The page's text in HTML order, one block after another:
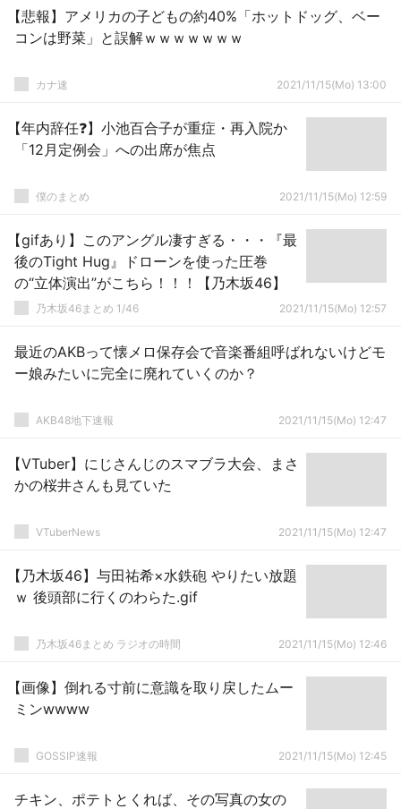
【悲報】アメリカの子どもの約40%「ホットドッグ、ベー
コンは野菜」と誤解ｗｗｗｗｗｗｗ
カナ速 2021/11/15(Mo) 13:00
【年内辞任❓】小池百合子が重症・再入院か
「12月定例会」への出席が焦点
僕のまとめ 2021/11/15(Mo) 12:59
【gifあり】このアングル凄すぎる・・・『最
後のTight Hug』ドローンを使った圧巻
の“立体演出”がこちら！！！【乃木坂46】
乃木坂46まとめ 1/46 2021/11/15(Mo) 12:57
最近のAKBって懐メロ保存会で音楽番組呼ばれないけどモ
ー娘みたいに完全に廃れていくのか？
AKB48地下速報 2021/11/15(Mo) 12:47
【VTuber】にじさんじのスマブラ大会、まさ
かの桜井さんも見ていた
VTuberNews 2021/11/15(Mo) 12:47
【乃木坂46】与田祐希×水鉄砲 やりたい放題
ｗ 後頭部に行くのわらた.gif
乃木坂46まとめ ラジオの時間 2021/11/15(Mo) 12:46
【画像】倒れる寸前に意識を取り戻したムー
ミンwwww
GOSSIP速報 2021/11/15(Mo) 12:45
チキン、ポテトとくれば、その写真の女の